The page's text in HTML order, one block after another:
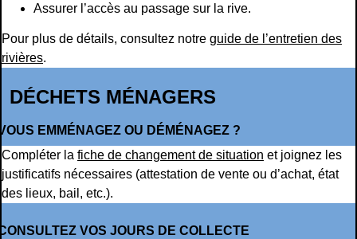
Assurer l’accès au passage sur la rive.
Pour plus de détails, consultez notre guide de l’entretien des
rivières.
DÉCHETS MÉNAGERS
EMMÉNAGEZ OU DÉMÉNAGEZ ?
Compléter la fiche de changement de situation et joignez les
justificatifs nécessaires (attestation de vente ou d’achat, état
des lieux, bail, etc.).
VOS JOURS DE COLLECTE